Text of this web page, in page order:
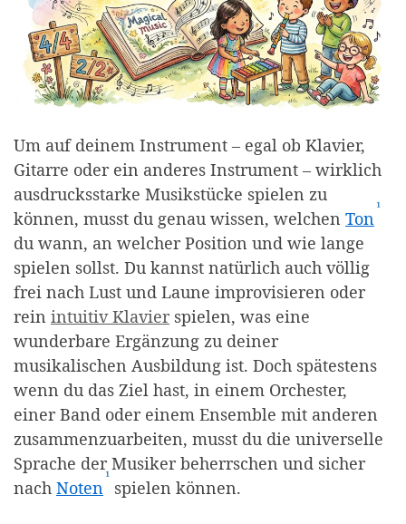
Um auf deinem Instrument – egal ob Klavier,
Gitarre oder ein anderes Instrument – wirklich
ausdrucksstarke Musikstücke spielen zu
können, musst du genau wissen, welchen Ton¹
du wann, an welcher Position und wie lange
spielen sollst. Du kannst natürlich auch völlig
frei nach Lust und Laune improvisieren oder
rein intuitiv Klavier spielen, was eine
wunderbare Ergänzung zu deiner
musikalischen Ausbildung ist. Doch spätestens
wenn du das Ziel hast, in einem Orchester,
einer Band oder einem Ensemble mit anderen
zusammenzuarbeiten, musst du die universelle
Sprache der Musiker beherrschen und sicher
nach Noten (Affiliate-Link)
¹ spielen können.